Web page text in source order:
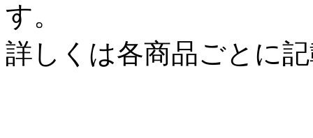
す。
詳しくは各商品ごとに